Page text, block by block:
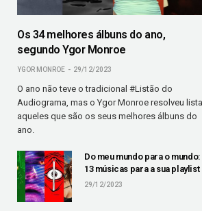
Os 34 melhores álbuns do ano,
segundo Ygor Monroe
YGOR MONROE 29/12/2023
O ano não teve o tradicional #Listão do
Audiograma, mas o Ygor Monroe resolveu
aqueles que são os seus melhores álbuns do
ano.
Do meu mundo para o mundo:
13 músicas para a sua playlist
29/12/2023